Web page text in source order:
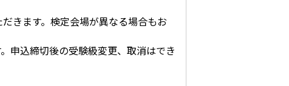
きます。検定会場が異なる場合もお
申込締切後の受験級変更、取消はでき